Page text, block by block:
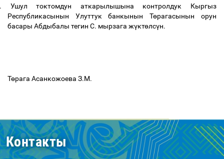
Ушул токтомдун аткарылышына контролдук Кыргыз
Республикасынын Улуттук банкынын Төрагасынын орун
басары Абдыбалы тегин С. мырзага жүктөлсүн.
Төрага Асанкожоева З.М.
Контакты